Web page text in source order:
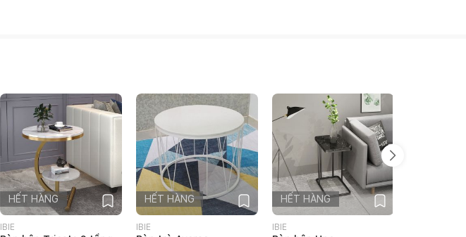
HẾT HÀNG
IBIE
HẾT HÀNG
IBIE
HẾT HÀNG
IBIE